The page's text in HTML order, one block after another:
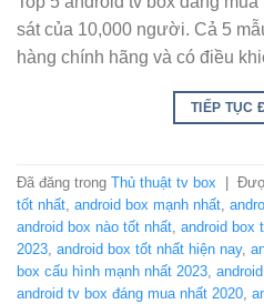
sát của 10,000 người. Cả 5
hàng chính hãng và có điều
TIẾP TỤC
Đã đăng trong Thủ thuật tv box
tốt nhất, android box mạnh nhất,
android box nào tốt nhất, android box
2023, android box tốt nhất hiện nay,
box cấu hình mạnh nhất 2023,
android tv box đáng mua nhất 2020,